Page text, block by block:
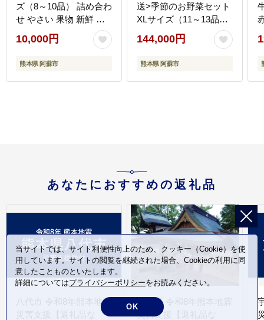
ズ（8～10品） 詰め合わ
せ やさい 果物 新鮮 減
農薬 高原 旬 産地直送
採れたて 朝採れ みずみ
ずしい 甘い 美味しい 人
お中元 御歳暮 熊本県 阿
10,000円
熊本県 阿蘇市
送>季節のお野菜セット
XLサイズ（11～13品）
詰め合わせ やさい 果物
新鮮 減農薬 高原 旬 産
地直送 毎月 採れたて 朝
美味しい 人気 安心 安全
144,000円
熊本県 阿蘇市
あなたにおすすめの返礼品
八代市 令和8年熊本地震
災害支援【返礼品な
氷川町 令和8年熊本地震
災害支援【返礼品な
当サイトでは、サイト利便性向上のため、クッキー（Cookie）を使
用しています。サイトの閲覧を継続された場合、Cookieの利用に同
意したことものといたします。
詳細についてはプライバシーポリシーをお読みください。
OK